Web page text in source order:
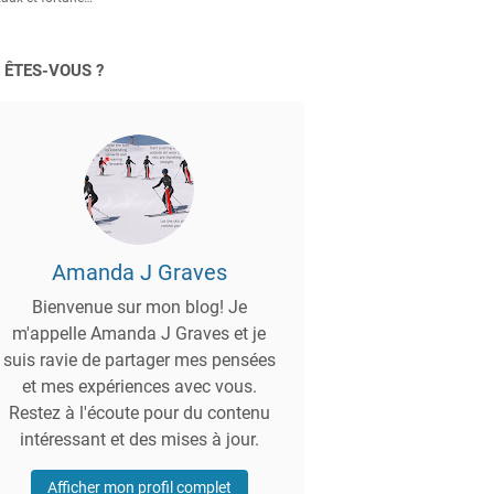
ÊTES-VOUS ?
Amanda J Graves
Bienvenue sur mon blog! Je
m'appelle Amanda J Graves et je
suis ravie de partager mes pensées
et mes expériences avec vous.
Restez à l'écoute pour du contenu
intéressant et des mises à jour.
Afficher mon profil complet